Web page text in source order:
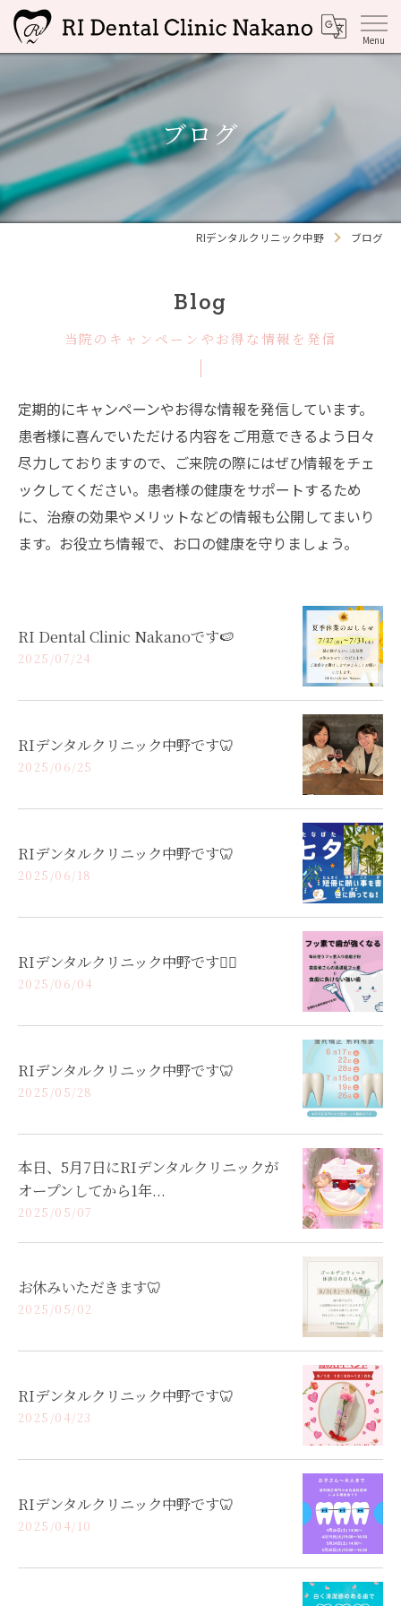
ブログ
RIデンタルクリニック中野 ブログ
Blog
当院のキャンペーンやお得な情報を発信
定期的にキャンペーンやお得な情報を発信しています。
患者様に喜んでいただける内容をご用意できるよう日々
尽力しておりますので、ご来院の際にはぜひ情報をチェ
ックしてください。患者様の健康をサポートするため
に、治療の効果やメリットなどの情報も公開してまいり
ます。お役立ち情報で、お口の健康を守りましょう。
RI Dental Clinic Nakanoです🍉
2025/07/24
RIデンタルクリニック中野です🦷
2025/06/25
RIデンタルクリニック中野です🦷
2025/06/18
RIデンタルクリニック中野です👩‍⚕️
2025/06/04
RIデンタルクリニック中野です🦷
2025/05/28
本日、5月7日にRIデンタルクリニックが
オープンしてから1年...
2025/05/07
お休みいただきます🦷
2025/05/02
RIデンタルクリニック中野です🦷
2025/04/23
RIデンタルクリニック中野です🦷
2025/04/10